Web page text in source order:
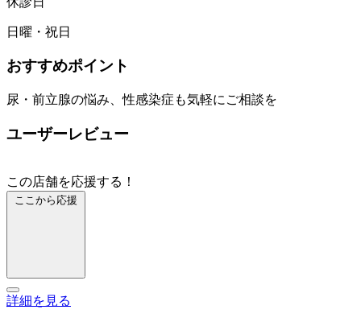
日曜・祝日
おすすめポイント
尿・前立腺の悩み、性感染症も気軽にご相談を
ユーザーレビュー
この店舗を応援する！
ここから応援
詳細を見る